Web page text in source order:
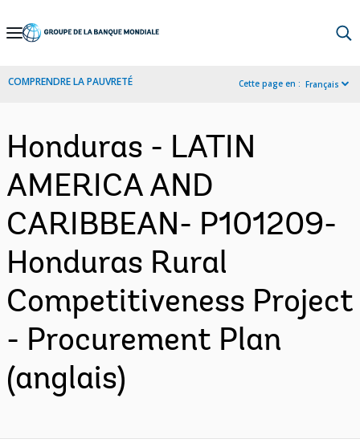
Skip
Navigation
COMPRENDRE LA PAUVRETÉ Cette page en : Français
Honduras - LATIN
AMERICA AND
CARIBBEAN- P101209-
Honduras Rural
Competitiveness Project
- Procurement Plan
(anglais)